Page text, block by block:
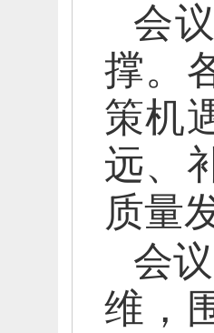
会
撑。
策机
远、
质量
会
维，